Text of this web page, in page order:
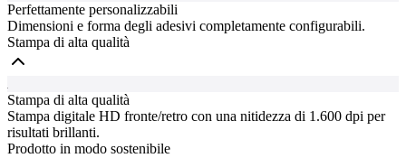
Perfettamente personalizzabili
Dimensioni e forma degli adesivi completamente configurabili.
Stampa di alta qualità
Stampa di alta qualità
Stampa digitale HD fronte/retro con una nitidezza di 1.600 dpi per
risultati brillanti.
Prodotto in modo sostenibile